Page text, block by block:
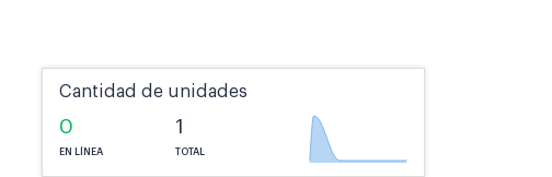
Cantidad de unidades
0
EN LÍNEA
1
TOTAL